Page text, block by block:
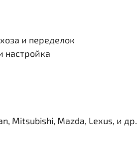
и переделок
настройка
Mitsubishi, Mazda, Lexus, и др.